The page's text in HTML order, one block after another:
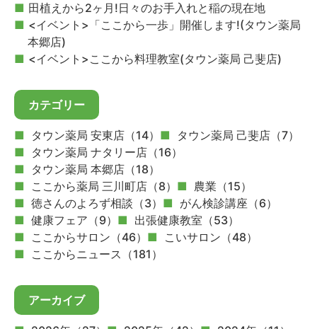
田植えから2ヶ月!日々のお手入れと稲の現在地
<イベント>「ここから一歩」開催します!(タウン薬局
本郷店)
<イベント>ここから料理教室(タウン薬局 己斐店)
カテゴリー
タウン薬局 安東店（14）
タウン薬局 己斐店（7）
タウン薬局 ナタリー店（16）
タウン薬局 本郷店（18）
ここから薬局 三川町店（8）
農業（15）
徳さんのよろず相談（3）
がん検診講座（6）
健康フェア（9）
出張健康教室（53）
ここからサロン（46）
こいサロン（48）
ここからニュース（181）
アーカイブ